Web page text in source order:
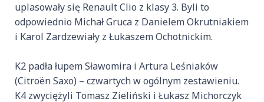
uplasowały się Renault Clio z klasy 3. Byli to
odpowiednio Michał Gruca z Danielem Okrutniakiem
i Karol Zardzewiały z Łukaszem Ochotnickim.
K2 padła łupem Sławomira i Artura Leśniaków
(Citroën Saxo) – czwartych w ogólnym zestawieniu.
K4 zwyciężyli Tomasz Zieliński i Łukasz Michorczyk